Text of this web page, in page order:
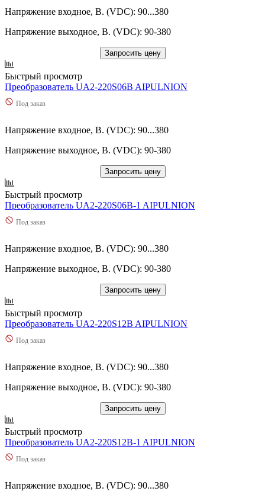
Напряжение входное, В. (VDC): 90...380
Напряжение выходное, В. (VDC): 90-380
Запросить цену
Быстрый просмотр
Преобразователь UA2-220S06B AIPULNION
Под заказ
Напряжение входное, В. (VDC): 90...380
Напряжение выходное, В. (VDC): 90-380
Запросить цену
Быстрый просмотр
Преобразователь UA2-220S06B-1 AIPULNION
Под заказ
Напряжение входное, В. (VDC): 90...380
Напряжение выходное, В. (VDC): 90-380
Запросить цену
Быстрый просмотр
Преобразователь UA2-220S12B AIPULNION
Под заказ
Напряжение входное, В. (VDC): 90...380
Напряжение выходное, В. (VDC): 90-380
Запросить цену
Быстрый просмотр
Преобразователь UA2-220S12B-1 AIPULNION
Под заказ
Напряжение входное, В. (VDC): 90...380